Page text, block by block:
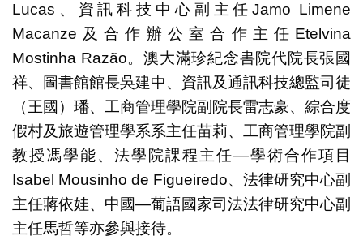
Lucas、資訊科技中心副主任Jamo Limene
Macanze及合作辦公室合作主任Etelvina
Mostinha Razão。澳大滿珍紀念書院代院長張國
祥、圖書館館長吳建中、資訊及通訊科技總監司徒
（王國）璠、工商管理學院副院長雷志豪、綜合度
假村及旅遊管理學系系主任苗莉、工商管理學院副
教授馮學能、法學院課程主任—學術合作項目
Isabel Mousinho de Figueiredo、法律研究中心副
主任蔣依娃、中國—葡語國家司法法律研究中心副
主任馬哲等亦參與接待。